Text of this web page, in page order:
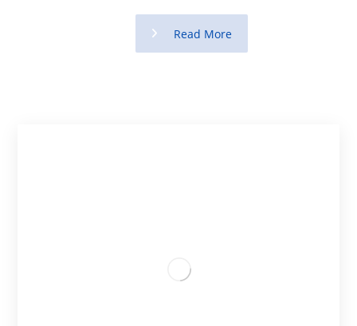
Read More